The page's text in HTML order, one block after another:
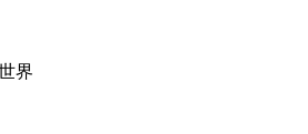
界